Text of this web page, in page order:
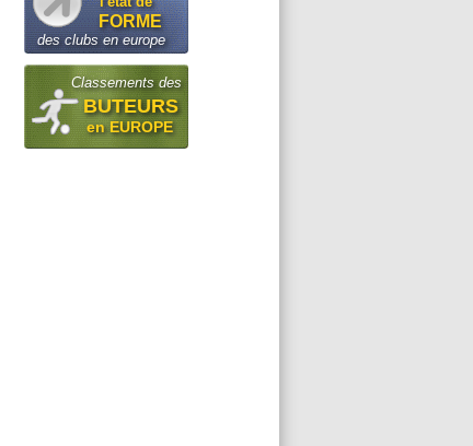
FORME
des clubs en europe
Classements des
BUTEURS
en EUROPE